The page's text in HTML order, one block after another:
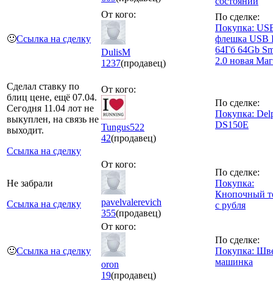
🙂Ссылка на сделку
От кого:
DulisM
1237(продавец)
По сделке:
Покупка:
флешка USB
64Гб 64Gb
2.0 новая
Сделал ставку по
блиц цене, ещё 07.04.
Сегодня 11.04 лот не
выкуплен, на связь не
выходит.
Ссылка на сделку
От кого:
Tungus522
42(продавец)
По сделке:
Покупка:
DS150E
Не забрали
Ссылка на сделку
От кого:
pavelvalerevich
355(продавец)
По сделке:
Покупка:
Кнопочный
с рубля
🙂Ссылка на сделку
От кого:
oron
19(продавец)
По сделке:
Покупка:
машинка